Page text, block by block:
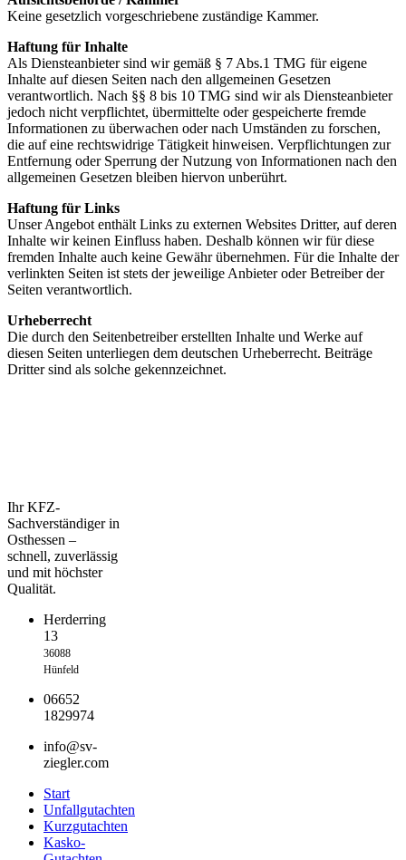
Keine gesetzlich vorgeschriebene zuständige Kammer.
Haftung für Inhalte
Als Diensteanbieter sind wir gemäß § 7 Abs.1 TMG für eigene
Inhalte auf diesen Seiten nach den allgemeinen Gesetzen
verantwortlich. Nach §§ 8 bis 10 TMG sind wir als Diensteanbieter
jedoch nicht verpflichtet, übermittelte oder gespeicherte fremde
Informationen zu überwachen oder nach Umständen zu forschen,
die auf eine rechtswidrige Tätigkeit hinweisen. Verpflichtungen zur
Entfernung oder Sperrung der Nutzung von Informationen nach den
allgemeinen Gesetzen bleiben hiervon unberührt.
Haftung für Links
Unser Angebot enthält Links zu externen Websites Dritter, auf deren
Inhalte wir keinen Einfluss haben. Deshalb können wir für diese
fremden Inhalte auch keine Gewähr übernehmen. Für die Inhalte der
verlinkten Seiten ist stets der jeweilige Anbieter oder Betreiber der
Seiten verantwortlich.
Urheberrecht
Die durch den Seitenbetreiber erstellten Inhalte und Werke auf
diesen Seiten unterliegen dem deutschen Urheberrecht. Beiträge
Dritter sind als solche gekennzeichnet.
Ihr KFZ-
Sachverständiger in
Osthessen –
schnell, zuverlässig
und mit höchster
Qualität.
Herderring
13
36088
Hünfeld
06652
1829974
info@sv-
ziegler.com
Start
Unfallgutachten
Kurzgutachten
Kasko-